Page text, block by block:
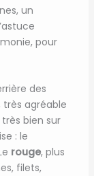
un
pour
des
agréable
bien sur
: le
rouge, plus
filets,